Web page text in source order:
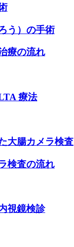
う）の手術
療の流れ
療法
大腸カメラ検査
検査の流れ
視鏡検診